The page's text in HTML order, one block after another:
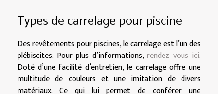
Types de carrelage pour piscine
Des revêtements pour piscines, le carrelage est l’un des
plébiscites. Pour plus d’informations, rendez vous ici.
Doté d’une facilité d’entretien, le carrelage offre une
multitude de couleurs et une imitation de divers
matériaux. Ce qui lui permet de conférer une